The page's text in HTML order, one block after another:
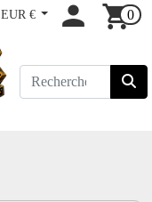
EUR € 0